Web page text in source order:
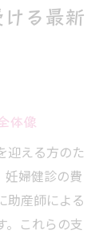
る最新
体像
迎える方のた
妊婦健診の費
助産師による
。これらの支